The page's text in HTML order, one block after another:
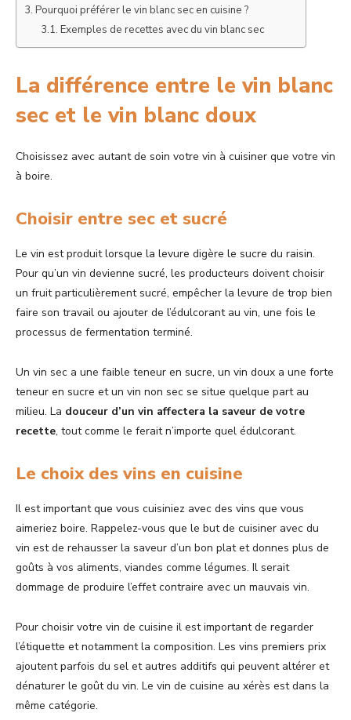
Pourquoi préférer le vin blanc sec en cuisine ?
Exemples de recettes avec du vin blanc sec
La différence entre le vin blanc
sec et le vin blanc doux
Choisissez avec autant de soin votre vin à cuisiner que votre vin
à boire.
Choisir entre sec et sucré
Le vin est produit lorsque la levure digère le sucre du raisin.
Pour qu’un vin devienne sucré, les producteurs doivent choisir
un fruit particulièrement sucré, empêcher la levure de trop bien
faire son travail ou ajouter de l’édulcorant au vin, une fois le
processus de fermentation terminé.
Un vin sec a une faible teneur en sucre, un vin doux a une forte
teneur en sucre et un vin non sec se situe quelque part au
milieu. La douceur d’un vin affectera la saveur de votre
recette, tout comme le ferait n’importe quel édulcorant.
Le choix des vins en cuisine
Il est important que vous cuisiniez avec des vins que vous
aimeriez boire. Rappelez-vous que le but de cuisiner avec du
vin est de rehausser la saveur d’un bon plat et donnes plus de
goûts à vos aliments, viandes comme légumes. Il serait
dommage de produire l’effet contraire avec un mauvais vin.
Pour choisir votre vin de cuisine il est important de regarder
l’étiquette et notamment la composition. Les vins premiers prix
ajoutent parfois du sel et autres additifs qui peuvent altérer et
dénaturer le goût du vin. Le vin de cuisine au xérès est dans la
même catégorie.